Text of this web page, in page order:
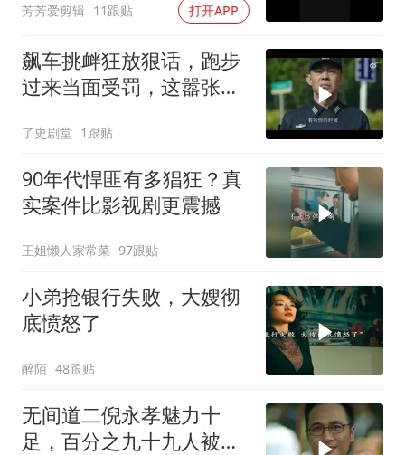
芳芳爱剪辑 11跟贴 打开APP
飙车挑衅狂放狠话，跑步
过来当面受罚，这嚣张气
了史剧堂 1跟贴
90年代悍匪有多猖狂？真
实案件比影视剧更震撼
王姐懒人家常菜 97跟贴
小弟抢银行失败，大嫂彻
底愤怒了
醉陌 48跟贴
无间道二倪永孝魅力十
足，百分之九十九人被吸